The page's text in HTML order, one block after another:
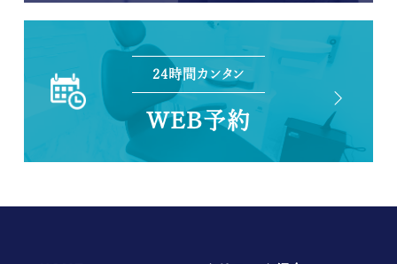
24時間カンタン
WEB予約